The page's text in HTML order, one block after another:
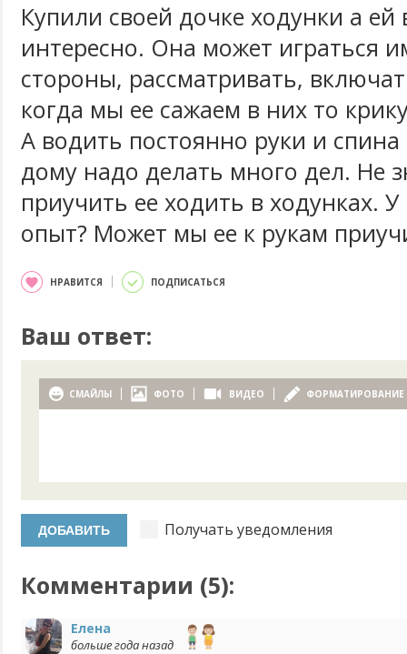
Купили своей дочке ходунки а ей
интересно. Она может играться
стороны, рассматривать,
когда мы ее сажаем в них то
А водить постоянно руки и
дому надо делать много дел. Не
приучить ее ходить в ходунках.
опыт? Может мы ее к рукам
НРАВИТСЯ ПОДПИСАТЬСЯ
Ваш ответ:
СМАЙЛЫ ФОТО ВИДЕО ФОРМАТИРОВАНИЕ
Получать уведомления
Комментарии (5):
Елена
больше года назад